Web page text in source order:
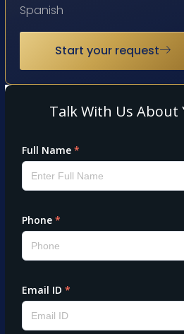
Spanish
Start your request